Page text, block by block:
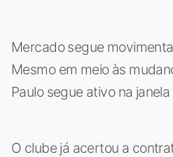
Mercado segue
Mesmo em meio às
Paulo segue ativo na
O clube já acertou a